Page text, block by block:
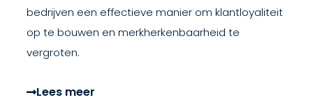
bedrijven een effectieve manier om klantloyaliteit
op te bouwen en merkherkenbaarheid te
vergroten.
Lees meer